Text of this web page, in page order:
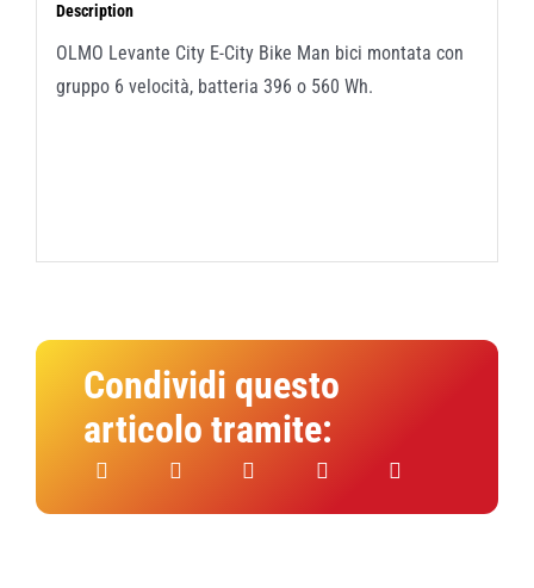
Description
OLMO Levante City E-City Bike Man bici montata con
gruppo 6 velocità, batteria 396 o 560 Wh.
Condividi questo
articolo tramite: